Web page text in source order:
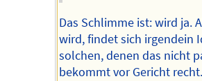
Das Schlimme ist: wird ja.
wird, findet sich irgendein
solchen, denen das nicht
bekommt vor Gericht recht.